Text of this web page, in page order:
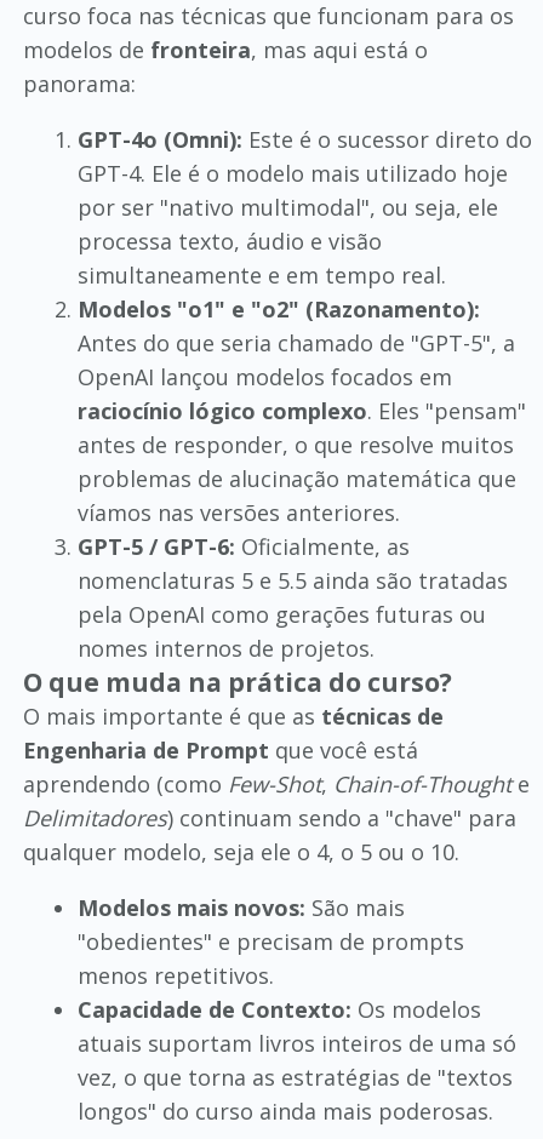
curso foca nas técnicas que funcionam para os
modelos de fronteira, mas aqui está o
panorama:
GPT-4o (Omni): Este é o sucessor direto do
GPT-4. Ele é o modelo mais utilizado hoje
por ser "nativo multimodal", ou seja, ele
processa texto, áudio e visão
simultaneamente e em tempo real.
Modelos "o1" e "o2" (Razonamento):
Antes do que seria chamado de "GPT-5", a
OpenAI lançou modelos focados em
raciocínio lógico complexo. Eles "pensam"
antes de responder, o que resolve muitos
problemas de alucinação matemática que
víamos nas versões anteriores.
GPT-5 / GPT-6: Oficialmente, as
nomenclaturas 5 e 5.5 ainda são tratadas
pela OpenAI como gerações futuras ou
nomes internos de projetos.
O que muda na prática do curso?
O mais importante é que as técnicas de
Engenharia de Prompt que você está
aprendendo (como Few-Shot, Chain-of-Thoughte
Delimitadores) continuam sendo a "chave" para
qualquer modelo, seja ele o 4, o 5 ou o 10.
Modelos mais novos: São mais
"obedientes" e precisam de prompts
menos repetitivos.
Capacidade de Contexto: Os modelos
atuais suportam livros inteiros de uma só
vez, o que torna as estratégias de "textos
longos" do curso ainda mais poderosas.